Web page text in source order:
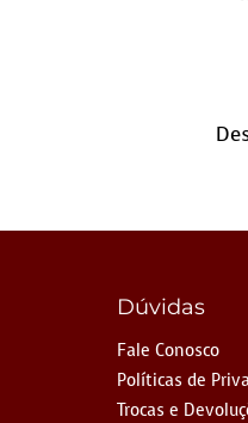
Dúvidas
Fale Conosco
Políticas de
Trocas e